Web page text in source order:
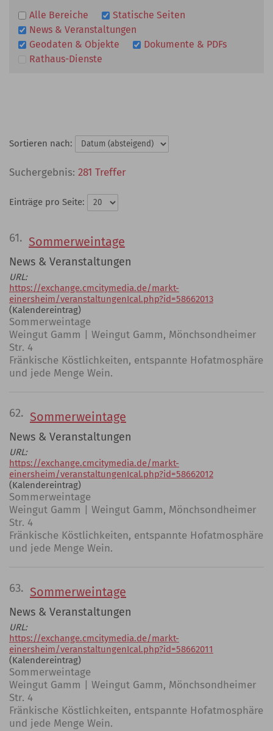
Alle Bereiche
Statische Seiten
News & Veranstaltungen
Geodaten & Objekte
Dokumente & PDFs
Rathaus-Dienste
Sortieren nach:
281 Treffer
Einträge pro Seite:
61. Sommerweintage
News & Veranstaltungen
URL:
https://exchange.cmcitymedia.de/markt-
einersheim/veranstaltungenIcal.php?id=58662013
(Kalendereintrag)
Sommerweintage
Weingut Gamm | Weingut Gamm, Mönchsondheimer
Str. 4
Fränkische Köstlichkeiten, entspannte Hofatmosphäre
und jede Menge Wein.
62. Sommerweintage
News & Veranstaltungen
URL:
https://exchange.cmcitymedia.de/markt-
einersheim/veranstaltungenIcal.php?id=58662012
(Kalendereintrag)
Sommerweintage
Weingut Gamm | Weingut Gamm, Mönchsondheimer
Str. 4
Fränkische Köstlichkeiten, entspannte Hofatmosphäre
und jede Menge Wein.
63. Sommerweintage
News & Veranstaltungen
URL:
https://exchange.cmcitymedia.de/markt-
einersheim/veranstaltungenIcal.php?id=58662011
(Kalendereintrag)
Sommerweintage
Weingut Gamm | Weingut Gamm, Mönchsondheimer
Str. 4
Fränkische Köstlichkeiten, entspannte Hofatmosphäre
und jede Menge Wein.